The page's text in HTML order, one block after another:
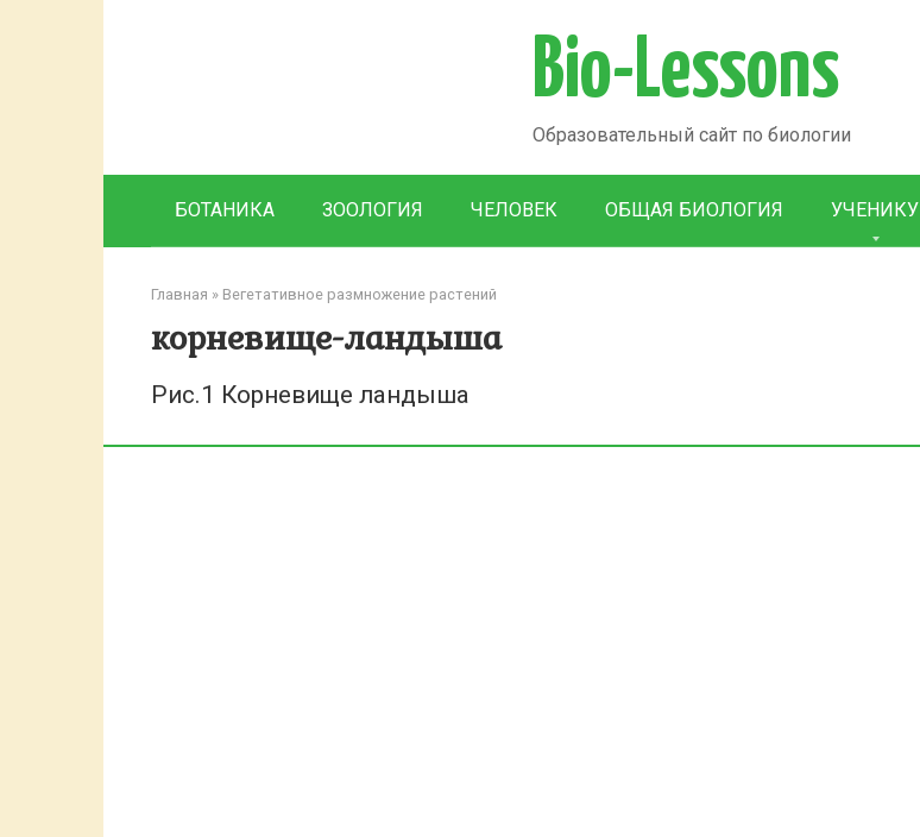
Bio-Lessons
Образовательный сайт по биологии
БОТАНИКА ЗООЛОГИЯ ЧЕЛОВЕК ОБЩАЯ БИОЛОГИЯ УЧЕНИКУ
Главная » Вегетативное размножение растений
корневище-ландыша
Рис.1 Корневище ландыша